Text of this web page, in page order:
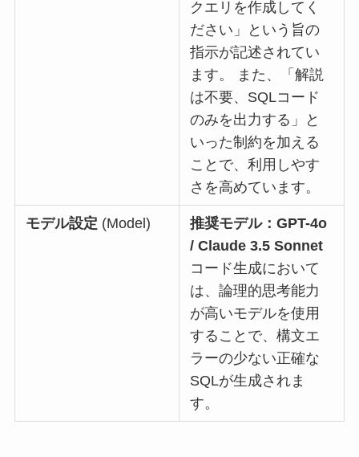
クエリを作成してく
ださい」という旨の
指示が記述されてい
ます。 また、「解説
は不要、SQLコード
のみを出力する」と
いった制約を加える
ことで、利用しやす
さを高めています。
モデル設定 (Model)
推奨モデル：GPT-4o
/ Claude 3.5 Sonnet
コード生成において
は、論理的思考能力
が高いモデルを使用
することで、構文エ
ラーの少ない正確な
SQLが生成されま
す。